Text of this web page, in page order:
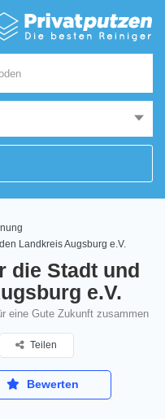
Landkreis Augsburg e.V.
die Stadt und
e.V.
eine Gute Zukunft zusammen
Teilen
Bewerten